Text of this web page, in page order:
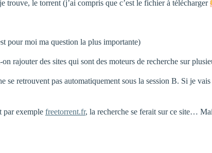
trouve, le torrent (j’ai compris que c’est le fichier à télécharger
pour moi ma question la plus importante)
rajouter des sites qui sont des moteurs de recherche sur
se retrouvent pas automatiquement sous la session B. Si je
par exemple freetorrent.fr, la recherche se ferait sur ce site…